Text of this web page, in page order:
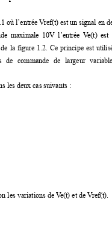
où l’entrée Vref(t) est un signal en
maximale 10V l’entrée Ve(t) est
de la figure 1.2. Ce principe est
de commande de largeur
les deux cas suivants :
les variations de Ve(t) et de Vref(t).